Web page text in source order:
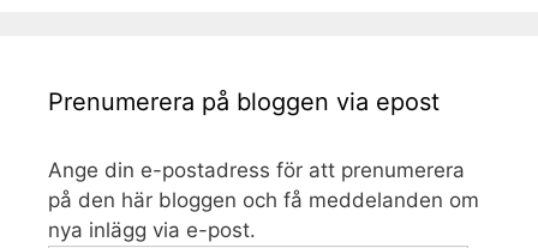
Prenumerera på bloggen via epost
Ange din e-postadress för att prenumerera
på den här bloggen och få meddelanden om
nya inlägg via e-post.